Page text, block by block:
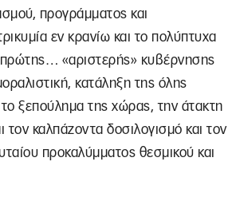
προγράμματος και
εν κρανίω και το πολύπτυχα
πρώτης… «αριστερής» κυβέρνησης
κατάληξη της όλης
ξεπούλημα της χώρας, την άτακτη
καλπάζοντα δοσιλογισμό και τον
προκαλύμματος θεσμικού και